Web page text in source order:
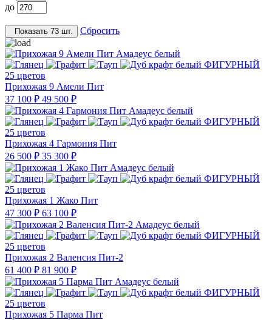
до
Показать 73 шт. Сбросить
25 цветов
Прихожая 9 Амели Пит
37 100 ₽ 49 500 ₽
25 цветов
Прихожая 4 Гармония Пит
26 500 ₽ 35 300 ₽
25 цветов
Прихожая 1 Жако Пит
47 300 ₽ 63 100 ₽
25 цветов
Прихожая 2 Валенсия Пит-2
61 400 ₽ 81 900 ₽
25 цветов
Прихожая 5 Парма Пит